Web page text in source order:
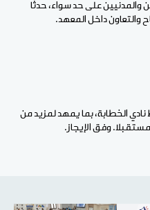
على حد سواء، حدثا
والتعاون داخل المعهد.
الخطابة، بما يمهد لمزيد من
مستقبلا. وفق الإيجاز.